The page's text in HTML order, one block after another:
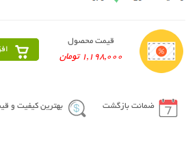
قیمت محصول
1,198,000 تومان
ضمانت بازگشت بهترین کیفیت و